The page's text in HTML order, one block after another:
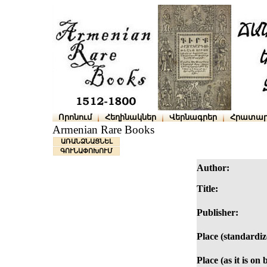
Որոնում Հեղինակներ Վերնագրեր
Armenian Rare Books
ԱՌԱՆՁՆԱՑՆԵԼ
ԳՈՒՆԱՓՈԽՈՒՄ
Author:
Title:
Publisher:
Place
Place (as it is on